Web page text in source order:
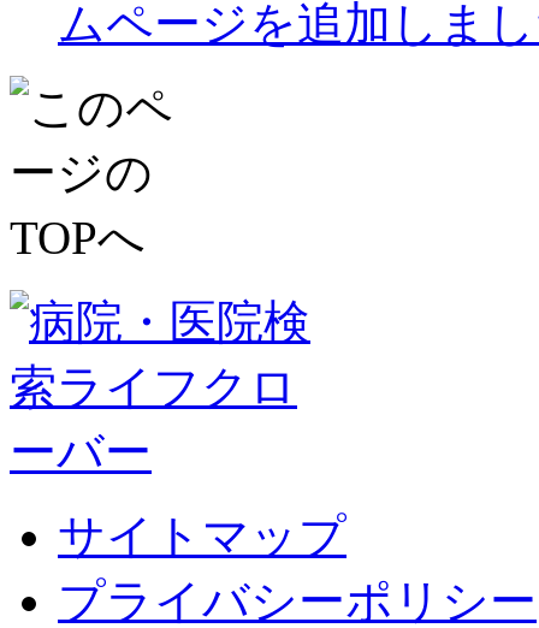
ムページを追加しま
サイトマップ
プライバシーポリシー